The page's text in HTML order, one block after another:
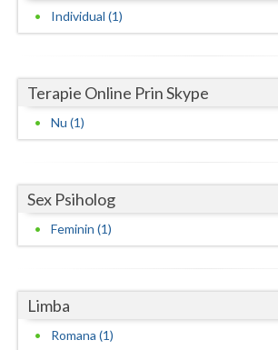
Maramures
Mures
Neamt
Prahova
Salaj
Sibiu
Suceava
Individual (1)
Terapie Online Prin Skype
Nu (1)
Sex Psiholog
Feminin (1)
Limba
Romana (1)